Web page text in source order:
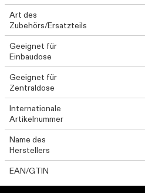
Art des
Zubehörs/Ersatzteils
Geeignet für
Einbaudose
Geeignet für
Zentraldose
Internationale
Artikelnummer
Name des
Herstellers
EAN/GTIN